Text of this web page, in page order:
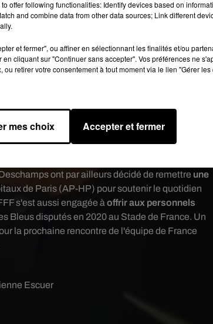
Escuer
prochains matchs des Bleus
ont par ailleurs décidé de remettre une
de Paris (AP-HP) pour soutenir le quotidien
s'est aussi engagée àoffrir aux personnels
Bleus disputés en 2020 au Stade de France. Un
la prochaine rencontre de l'équipe de France
offer following functionalities: Identify devices based on
and combine data from other data sources; Link different
et fermer", ou affiner en sélectionnant les finalités et/ou
cliquant sur "Continuer sans accepter". Vos préférences ne
ou retirer votre consentement à tout moment via le lien "Gérer
mes choix Accepter et fermer